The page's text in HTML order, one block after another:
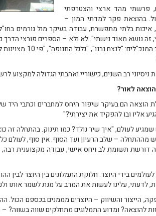
פרשתי מהד ארצי והצטרפתי
בהוצאת פקר למדתי המון –
בלתי מתפשרת, עבודה בעיקר מול גורמים
נושא מאוד נישתי". לא ולא – הספרים פורצי הדרך
האגדי שעד היום
רב השנים, כישוריי ואהבתי הגדולה למקצוע
לאור?
הוצאה הם בעיקר שיפור היחס למחברים וכתבי היד
אליו ובו להפקיד את יצירתי?"
שמגיע לעולם, "איך שיר נולד? כמו תינוק. בהתחלה
מההתחלה – שלב הרעיון ועד הסוף. אין סוף, לעולם
דורשת תשומת לב ויחס אישי, עבודה מקצוענית רבה,
בידי היוצר. חלוקת התמלוגים בין היוצר
לדעתי, עלינו לעשות את המרב על מנת לשמר אותו
הייצור והשיווק – היוצרים מממנים בכספם
להוצאה? ומדוע התמלוגים מתחלקים שווה בשווה?